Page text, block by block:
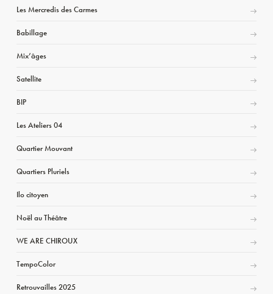
Les Mercredis des Carmes
Babillage
Mix’âges
Satellite
BIP
Les Ateliers 04
Quartier Mouvant
Quartiers Pluriels
Ilo citoyen
Noël au Théâtre
WE ARE CHIROUX
TempoColor
Retrouvailles 2025